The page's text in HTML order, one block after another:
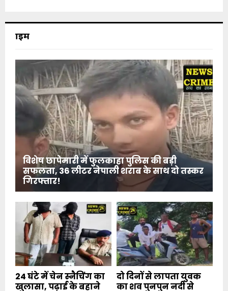
क्राइम
विशेष छापेमारी में फुलकाहा पुलिस की बड़ी
सफलता, 36 लीटर नेपाली शराब के साथ दो तस्कर
गिरफ्तार!
24 घंटे में चेन स्नैचिंग का
खुलासा, पढ़ाई के बहाने
दो दिनों से लापता युवक
का शव पुनपुन नदी से